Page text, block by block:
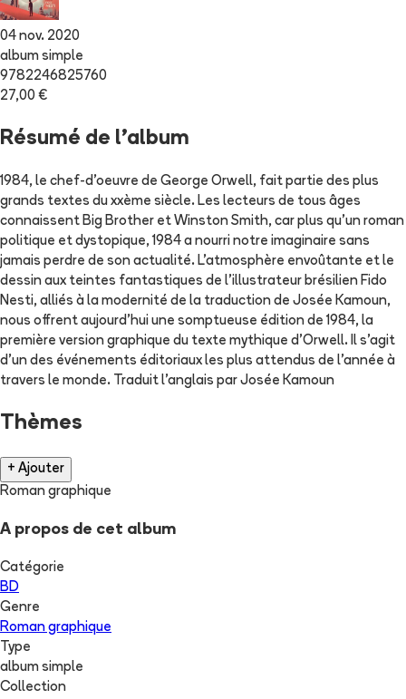
04 nov. 2020
album simple
9782246825760
27,00 €
Résumé de l'album
1984, le chef-d'oeuvre de George Orwell, fait partie des plus
grands textes du xxème siècle. Les lecteurs de tous âges
connaissent Big Brother et Winston Smith, car plus qu'un roman
politique et dystopique, 1984 a nourri notre imaginaire sans
jamais perdre de son actualité. L'atmosphère envoûtante et le
dessin aux teintes fantastiques de l'illustrateur brésilien Fido
Nesti, alliés à la modernité de la traduction de Josée Kamoun,
nous offrent aujourd'hui une somptueuse édition de 1984, la
première version graphique du texte mythique d'Orwell. Il s'agit
d'un des événements éditoriaux les plus attendus de l'année à
travers le monde. Traduit l'anglais par Josée Kamoun
Thèmes
+ Ajouter
Roman graphique
A propos de cet album
Catégorie
BD
Genre
Roman graphique
Type
album simple
Collection